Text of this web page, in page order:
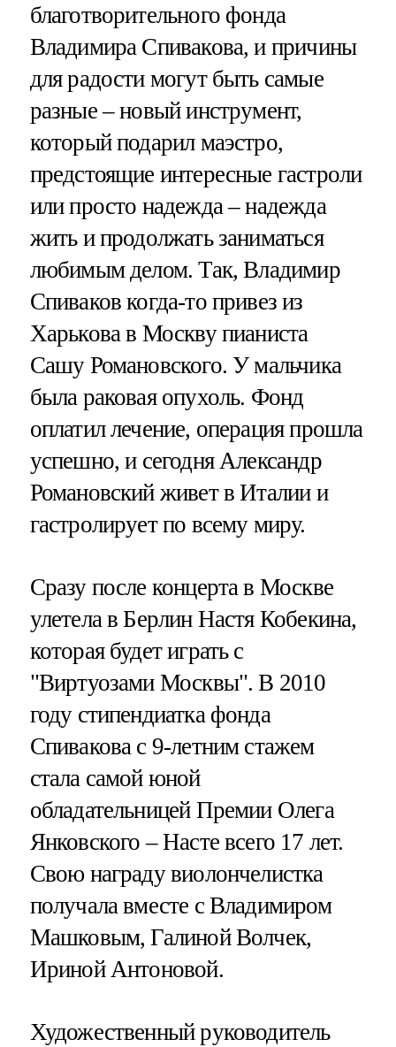
благотворительного фонда
Владимира Спивакова, и причины
для радости могут быть самые
разные – новый инструмент,
который подарил маэстро,
предстоящие интересные гастроли
или просто надежда – надежда
жить и продолжать заниматься
любимым делом. Так, Владимир
Спиваков когда-то привез из
Харькова в Москву пианиста
Сашу Романовского. У мальчика
была раковая опухоль. Фонд
оплатил лечение, операция прошла
успешно, и сегодня Александр
Романовский живет в Италии и
гастролирует по всему миру.
Сразу после концерта в Москве
улетела в Берлин Настя Кобекина,
которая будет играть с
"Виртуозами Москвы". В 2010
году стипендиатка фонда
Спивакова с 9-летним стажем
стала самой юной
обладательницей Премии Олега
Янковского – Насте всего 17 лет.
Свою награду виолончелистка
получала вместе с Владимиром
Машковым, Галиной Волчек,
Ириной Антоновой.
Художественный руководитель